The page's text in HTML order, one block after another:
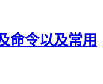
命令以及常用